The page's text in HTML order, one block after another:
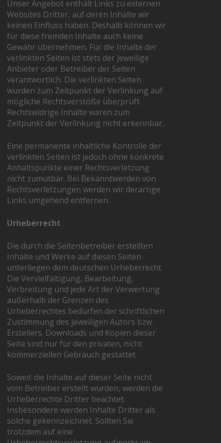
Unser Angebot enthält Links zu externen
Websites Dritter, auf deren Inhalte wir
keinen Einfluss haben. Deshalb können wir
für diese fremden Inhalte auch keine
Gewähr übernehmen. Für die Inhalte der
verlinkten Seiten ist stets der jeweilige
Anbieter oder Betreiber der Seiten
verantwortlich. Die verlinkten Seiten
wurden zum Zeitpunkt der Verlinkung auf
mögliche Rechtsverstöße überprüft.
Rechtswidrige Inhalte waren zum
Zeitpunkt der Verlinkung nicht erkennbar.
Eine permanente inhaltliche Kontrolle der
verlinkten Seiten ist jedoch ohne konkrete
Anhaltspunkte einer Rechtsverletzung
nicht zumutbar. Bei Bekanntwerden von
Rechtsverletzungen werden wir derartige
Links umgehend entfernen.
Urheberrecht
Die durch die Seitenbetreiber erstellten
Inhalte und Werke auf diesen Seiten
unterliegen dem deutschen Urheberrecht.
Die Vervielfältigung, Bearbeitung,
Verbreitung und jede Art der Verwertung
außerhalb der Grenzen des
Urheberrechtes bedürfen der schriftlichen
Zustimmung des jeweiligen Autors bzw.
Erstellers. Downloads und Kopien dieser
Seite sind nur für den privaten, nicht
kommerziellen Gebrauch gestattet.
Soweit die Inhalte auf dieser Seite nicht
vom Betreiber erstellt wurden, werden die
Urheberrechte Dritter beachtet.
Insbesondere werden Inhalte Dritter als
solche gekennzeichnet. Sollten Sie
trotzdem auf eine